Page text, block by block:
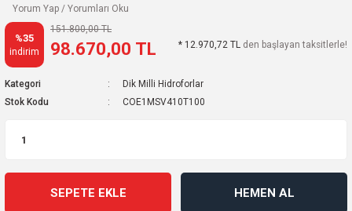
Yorum Yap / Yorumları Oku
%35
indirim
151.800,00 TL
98.670,00 TL * 12.970,72 TL den başlayan taksitlerle!
Kategori
Dik Milli Hidroforlar
Stok Kodu
COE1MSV410T100
SEPETE EKLE HEMEN AL